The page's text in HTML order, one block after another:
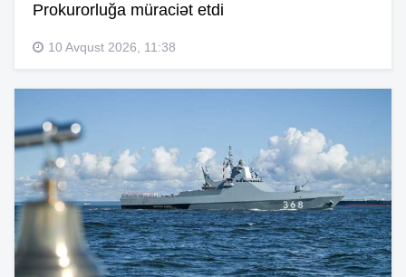
Prokurorluğa müraciət etdi
10 Avqust 2026, 11:38